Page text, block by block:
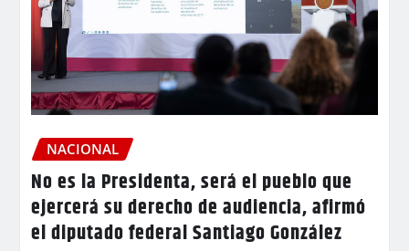
NACIONAL
No es la Presidenta, será el pueblo que
ejercerá su derecho de audiencia, afirmó
el diputado federal Santiago González